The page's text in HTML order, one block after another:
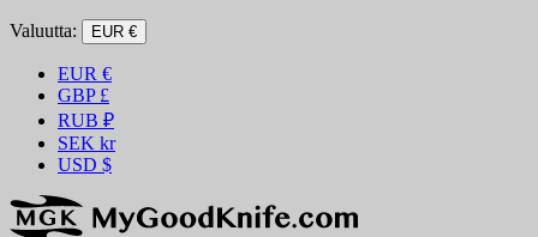
Valuutta: EUR €
EUR €
GBP £
RUB ₽
SEK kr
USD $